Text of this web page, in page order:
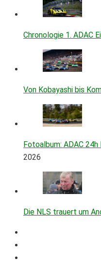
Chronologie 1. ADAC
Von Kobayashi bis
Fotoalbum: ADAC
2026
Die NLS trauert um